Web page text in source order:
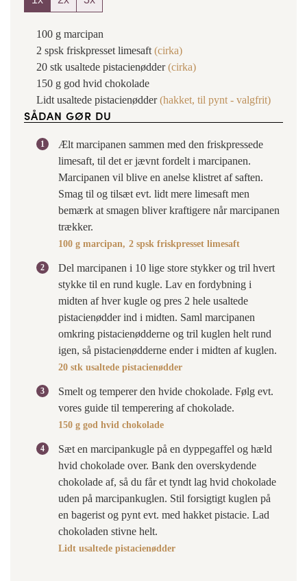
100 g marcipan
2 spsk friskpresset limesaft (cirka)
20 stk usaltede pistacienødder (cirka)
150 g god hvid chokolade
Lidt usaltede pistacienødder (hakket, til pynt - valgfrit)
SÅDAN GØR DU
Ælt marcipanen sammen med den friskpressede
limesaft, til det er jævnt fordelt i marcipanen.
Marcipanen vil blive en anelse klistret af saften.
Smag til og tilsæt evt. lidt mere limesaft men
bemærk at smagen bliver kraftigere når marcipanen
trækker.
100 g marcipan, 2 spsk friskpresset limesaft
Del marcipanen i 10 lige store stykker og tril hvert
stykke til en rund kugle. Lav en fordybning i
midten af hver kugle og pres 2 hele usaltede
pistacienødder ind i midten. Saml marcipanen
omkring pistacienødderne og tril kuglen helt rund
igen, så pistacienødderne ender i midten af kuglen.
20 stk usaltede pistacienødder
Smelt og temperer den hvide chokolade. Følg evt.
vores guide til temperering af chokolade.
150 g god hvid chokolade
Sæt en marcipankugle på en dyppegaffel og hæld
hvid chokolade over. Bank den overskydende
chokolade af, så du får et tyndt lag hvid chokolade
uden på marcipankuglen. Stil forsigtigt kuglen på
en bagerist og pynt evt. med hakket pistacie. Lad
chokoladen stivne helt.
Lidt usaltede pistacienødder